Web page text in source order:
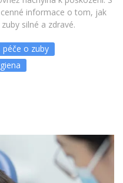
informace o tom, jak
silné a zdravé.
péče o zuby